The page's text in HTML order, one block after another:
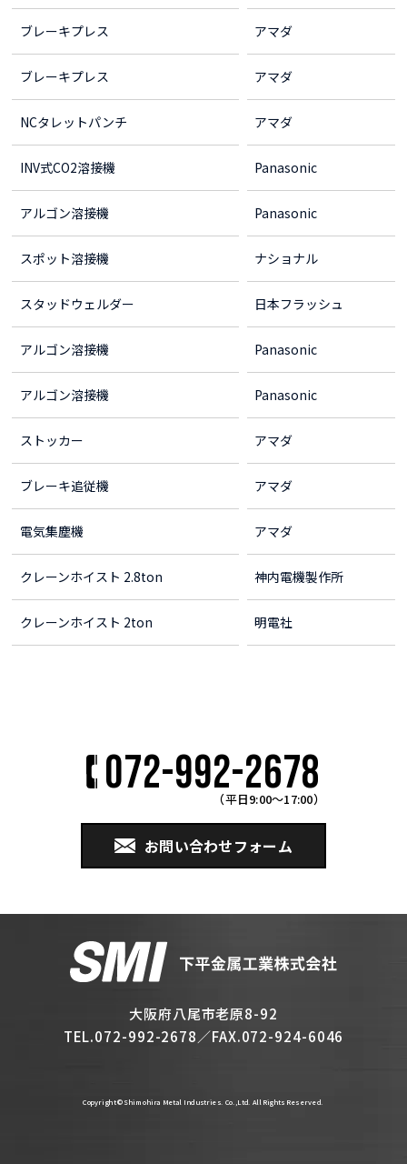
ブレーキプレス アマダ
ブレーキプレス アマダ
NCタレットパンチ アマダ
INV式CO2溶接機 Panasonic
アルゴン溶接機 Panasonic
スポット溶接機 ナショナル
スタッドウェルダー 日本フラッシュ
アルゴン溶接機 Panasonic
アルゴン溶接機 Panasonic
ストッカー アマダ
ブレーキ追従機 アマダ
電気集塵機 アマダ
クレーンホイスト 2.8ton 神内電機製作所
クレーンホイスト 2ton 明電社
072-992-2678
（平日9:00～17:00）
お問い合わせフォーム
大阪府八尾市老原8-92
TEL.072-992-2678／FAX.072-924-6046
Copyright © Shimohira Metal Industries. Co.,Ltd. All Rights Reserved.